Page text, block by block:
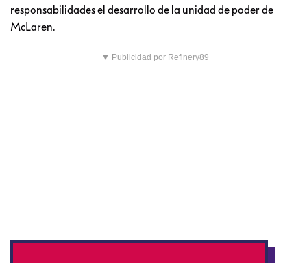
responsabilidades el desarrollo de la unidad de poder de
McLaren.
▼ Publicidad por Refinery89